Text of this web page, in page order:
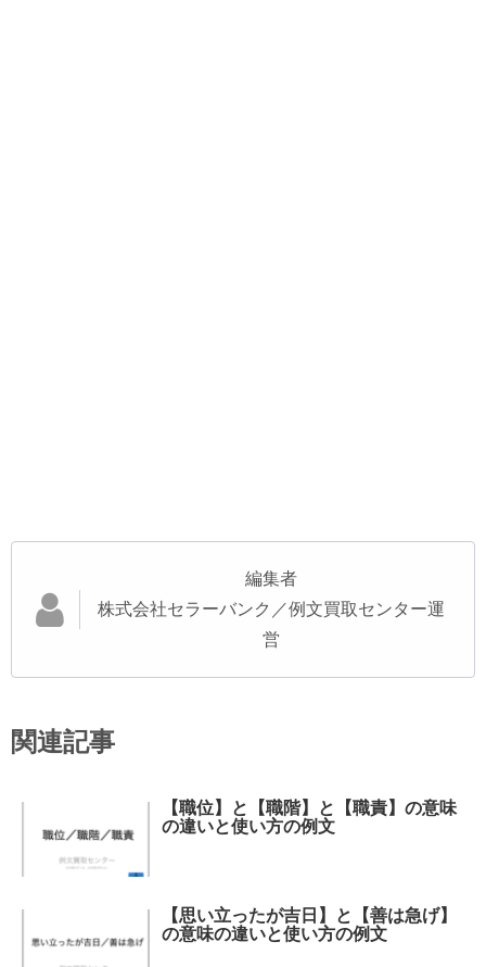
編集者
株式会社セラーバンク／例文買取センター運
営
関連記事
【職位】と【職階】と【職責】の意味
の違いと使い方の例文
【思い立ったが吉日】と【善は急げ】
の意味の違いと使い方の例文